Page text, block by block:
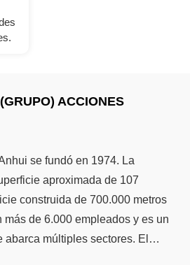
ACCIONES
se fundó en 1974. La
aproximada de 107
construida de 700.000 metros
de 6.000 empleados y es un
múltiples sectores. El
en instrumentos y